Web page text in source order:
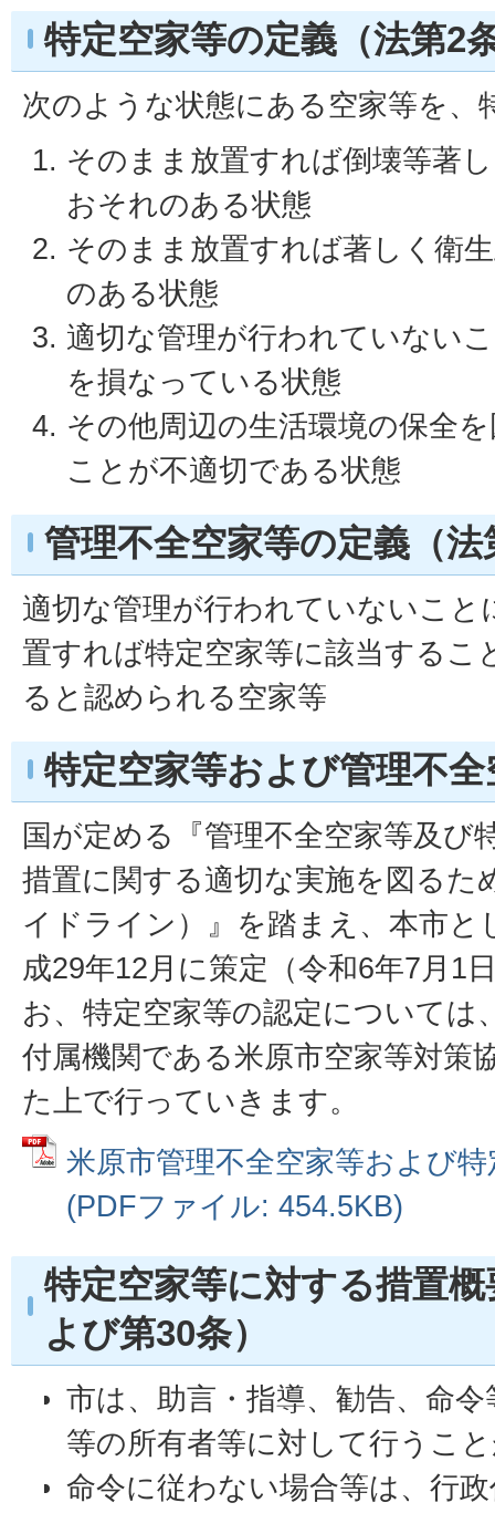
特定空家等の定義（法第2
次のような状態にある空家等を、
そのまま放置すれば倒壊等著
おそれのある状態
そのまま放置すれば著しく衛
のある状態
適切な管理が行われていない
を損なっている状態
その他周辺の生活環境の保全
ことが不適切である状態
管理不全空家等の定義（法
適切な管理が行われていないこと
置すれば特定空家等に該当するこ
ると認められる空家等
特定空家等および管理不
国が定める『管理不全空家等及び
措置に関する適切な実施を図るた
イドライン）』を踏まえ、本市と
成29年12月に策定（令和6年7月1
お、特定空家等の認定については
付属機関である米原市空家等対策
た上で行っていきます。
米原市管理不全空家等および
(PDFファイル: 454.5KB)
特定空家等に対する措置
よび第30条）
市は、助言・指導、勧告、命
等の所有者等に対して行うこ
命令に従わない場合等は、行